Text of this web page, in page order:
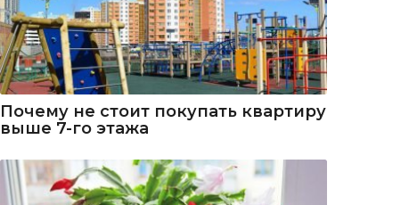
Почему не стоит покупать квартиру
выше 7-го этажа